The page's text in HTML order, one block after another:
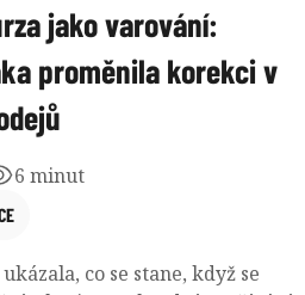
a zájem investorů přitahují
k sázce na pokles.
jako varování:
proměnila korekci v
6 minut
co se stane, když se